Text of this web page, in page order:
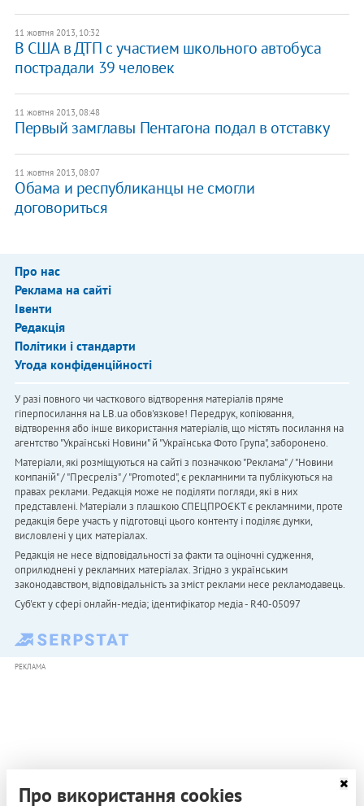
11 жовтня 2013, 10:32
В США в ДТП с участием школьного автобуса
пострадали 39 человек
11 жовтня 2013, 08:48
Первый замглавы Пентагона подал в отставку
11 жовтня 2013, 08:07
​Обама и республиканцы не смогли
договориться
Про нас
Реклама на сайті
Івенти
Редакція
Політики і стандарти
Угода конфіденційності
У разі повного чи часткового відтворення матеріалів пряме
гіперпосилання на LB.ua обов'язкове! Передрук, копіювання,
відтворення або інше використання матеріалів, що містять посилання на
агентство "Українськi Новини" й "Українська Фото Група", заборонено.
Матеріали, які розміщуються на сайті з позначкою "Реклама" / "Новини
компаній" / "Пресреліз" / "Promoted", є рекламними та публікуються на
правах реклами. Редакція може не поділяти погляди, які в них
представлені. Матеріали з плашкою СПЕЦПРОЄКТ є рекламними, проте
редакція бере участь у підготовці цього контенту і поділяє думки,
висловлені у цих матеріалах.
Редакція не несе відповідальності за факти та оціночні судження,
оприлюднені у рекламних матеріалах. Згідно з українським
законодавством, відповідальність за зміст реклами несе рекламодавець.
Cуб'єкт у сфері онлайн-медіа; ідентифікатор медіа - R40-05097
РЕКЛАМА
Про використання cookies